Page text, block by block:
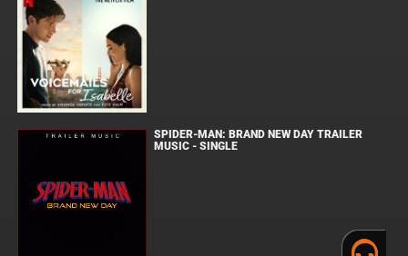
SPIDER-MAN: BRAND NEW DAY TRAILER
MUSIC - SINGLE